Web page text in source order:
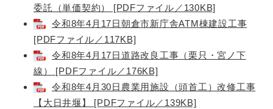
委託（単価契約） [PDFファイル／130KB]
令和8年4月17日朝倉市新庁舎ATM棟建設工事
[PDFファイル／117KB]
令和8年4月17日道路改良工事（栗只・宮ノ下
線） [PDFファイル／176KB]
令和8年4月30日農業用施設（頭首工）改修工事
【大日井堰】 [PDFファイル／139KB]